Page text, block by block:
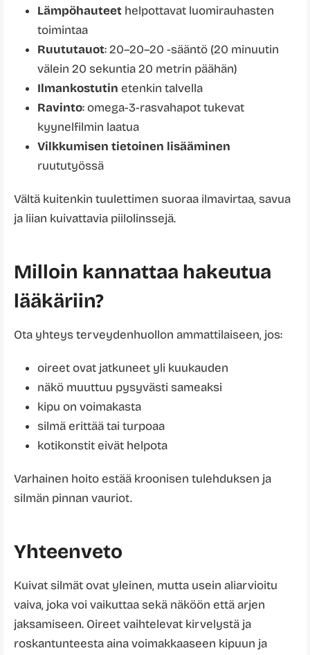
Lämpöhauteet helpottavat luomirauhasten
toimintaa
Ruututauot: 20–20–20 -sääntö (20 minuutin
välein 20 sekuntia 20 metrin päähän)
Ilmankostutin etenkin talvella
Ravinto: omega-3-rasvahapot tukevat
kyynelfilmin laatua
Vilkkumisen tietoinen lisääminen
ruututyössä
Vältä kuitenkin tuulettimen suoraa ilmavirtaa, savua
ja liian kuivattavia piilolinssejä.
Milloin kannattaa hakeutua
lääkäriin?
Ota yhteys terveydenhuollon ammattilaiseen, jos:
oireet ovat jatkuneet yli kuukauden
näkö muuttuu pysyvästi sameaksi
kipu on voimakasta
silmä erittää tai turpoaa
kotikonstit eivät helpota
Varhainen hoito estää kroonisen tulehduksen ja
silmän pinnan vauriot.
Yhteenveto
Kuivat silmät ovat yleinen, mutta usein aliarvioitu
vaiva, joka voi vaikuttaa sekä näköön että arjen
jaksamiseen. Oireet vaihtelevat kirvelystä ja
roskantunteesta aina voimakkaaseen kipuun ja